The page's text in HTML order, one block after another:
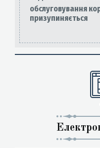
обслуговування
призупиняється